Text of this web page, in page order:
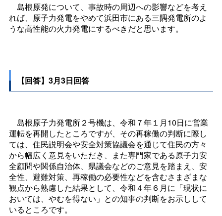
島根原発について、事故時の周辺への影響などを考え
れば、原子力発電をやめて浜田市にある三隅発電所のよ
うな高性能の火力発電にするべきだと思います。
【回答】3月3日回答
島根原子力発電所２号機は、令和７年１月10日に営業
運転を再開したところですが、その再稼働の判断に際し
ては、住民説明会や安全対策協議会を通じて住民の方々
から幅広く意見をいただき、また専門家である原子力安
全顧問や関係自治体、県議会などのご意見を踏まえ、安
全性、避難対策、再稼働の必要性などを含むさまざまな
観点から熟慮した結果として、令和４年６月に「現状に
おいては、やむを得ない」との知事の判断をお示しして
いるところです。